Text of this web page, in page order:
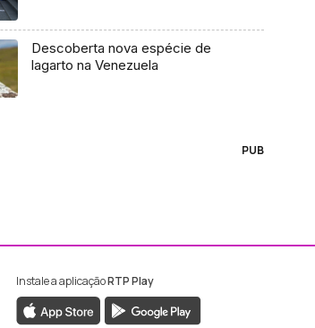
Descoberta nova espécie de
lagarto na Venezuela
PUB
Madeira
RTP Madeira
Instale a aplicaçãoRTP Play